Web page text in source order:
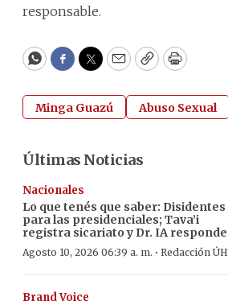
responsable.
WhatsApp
Facebook
Twitter
EmailCopyPrint
Minga Guazú Abuso Sexual
Últimas Noticias
Nacionales
Lo que tenés que saber: Disidentes
para las presidenciales; Tava’i
registra sicariato y Dr. IA responde
Agosto 10, 2026 06:39 a. m. · Redacción ÚH
Brand Voice